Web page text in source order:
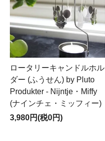
ロータリーキャンドルホル
ダー (ふうせん) by Pluto
Produkter - Nijntje・Miffy
(ナインチェ・ミッフィー)
3,980円(税0円)